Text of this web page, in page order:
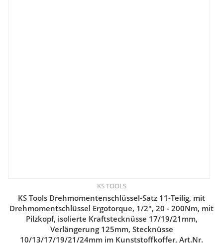
KS TOOLS
KS Tools Drehmomentenschlüssel-Satz 11-Teilig, mit
Drehmomentschlüssel Ergotorque, 1/2", 20 - 200Nm, mit
Pilzkopf, isolierte Kraftstecknüsse 17/19/21mm,
Verlängerung 125mm, Stecknüsse
10/13/17/19/21/24mm im Kunststoffkoffer, Art.Nr.